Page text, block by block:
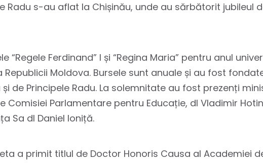
Radu s-au aflat la Chișinău, unde au sărbătorit jubileul
“Regele Ferdinand” I și “Regina Maria” pentru anul
Republicii Moldova. Bursele sunt anuale și au fost
de Principele Radu. La solemnitate au fost prezenți
Comisiei Parlamentare pentru Educație, dl Vladimir
Sa dl Daniel Ioniță.
a primit titlul de Doctor Honoris Causa al Academiei